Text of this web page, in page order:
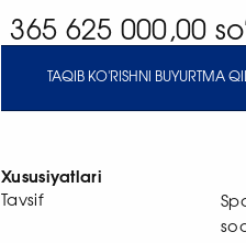
365 625 000,00
TAQIB KO'RISHNI BUYURTMA
Xususiyatlari
Tavsif